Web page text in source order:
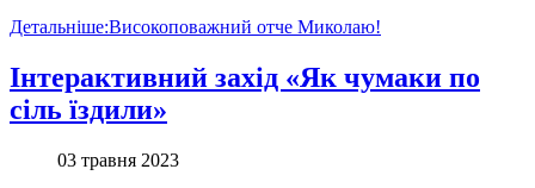
Детальніше:Високоповажний отче Миколаю!
Інтерактивний захід «Як чумаки по
сіль їздили»
03 травня 2023